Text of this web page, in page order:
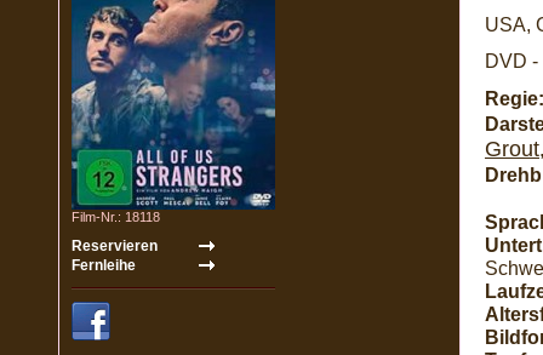
Film-Nr.: 18118
USA,
DVD -
Regie:
Grout